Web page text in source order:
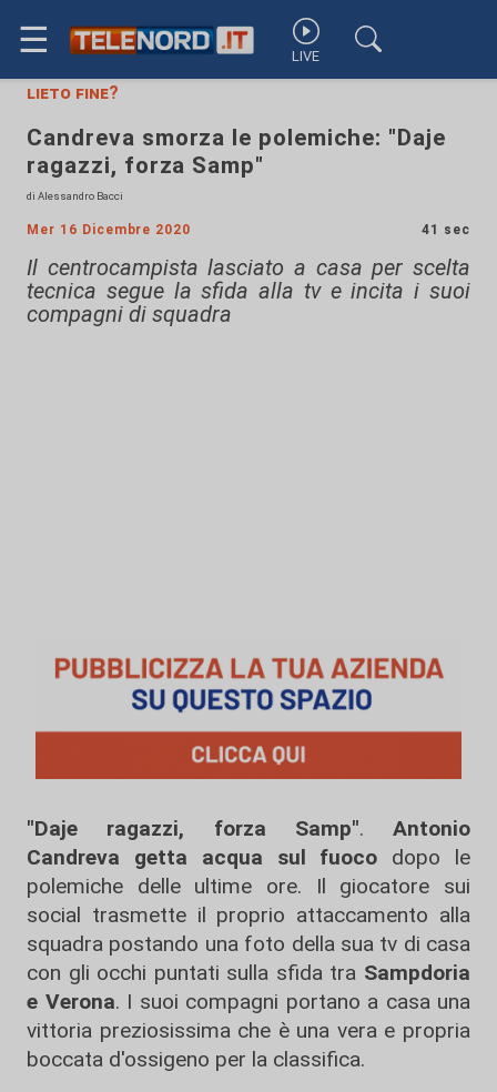
☰ LIVE
lieto fine?
Candreva smorza le polemiche: "Daje
ragazzi, forza Samp"
di Alessandro Bacci
Mer 16 Dicembre 2020 41 sec
Il centrocampista lasciato a casa per scelta
tecnica segue la sfida alla tv e incita i suoi
compagni di squadra
"Daje ragazzi, forza Samp". Antonio
Candreva getta acqua sul fuoco dopo le
polemiche delle ultime ore. Il giocatore sui
social trasmette il proprio attaccamento alla
squadra postando una foto della sua tv di casa
con gli occhi puntati sulla sfida tra Sampdoria
e Verona. I suoi compagni portano a casa una
vittoria preziosissima che è una vera e propria
boccata d'ossigeno per la classifica.